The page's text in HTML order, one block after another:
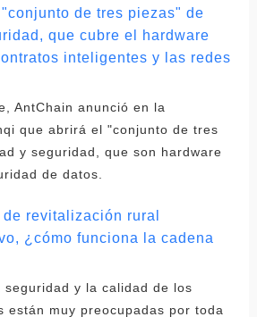
de tres piezas" de
que cubre el hardware
inteligentes y las redes
AntChain anunció en la
que abrirá el "conjunto de tres
y seguridad, que son hardware
de datos.
revitalización rural
¿cómo funciona la cadena
seguridad y la calidad de los
están muy preocupadas por toda